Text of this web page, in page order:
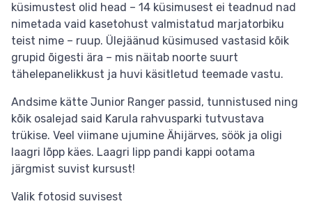
küsimustest olid head – 14 küsimusest ei teadnud nad
nimetada vaid kasetohust valmistatud marjatorbiku
teist nime – ruup. Ülejäänud küsimused vastasid kõik
grupid õigesti ära – mis näitab noorte suurt
tähelepanelikkust ja huvi käsitletud teemade vastu.
Andsime kätte Junior Ranger passid, tunnistused ning
kõik osalejad said Karula rahvusparki tutvustava
trükise. Veel viimane ujumine Ähijärves, söök ja oligi
laagri lõpp käes. Laagri lipp pandi kappi ootama
järgmist suvist kursust!
Valik fotosid suvisest